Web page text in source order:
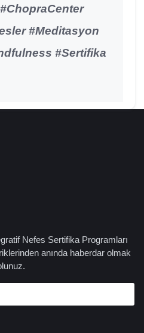
#Meditasyon
#Sertifika
Nefes Sertifika Programları
anında haberdar olmak